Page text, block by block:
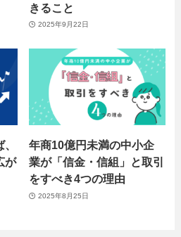
きること
2025年9月22日
が
年商10億円未満の中小企
業が「信金・信組」と取引
をすべき4つの理由
2025年8月25日